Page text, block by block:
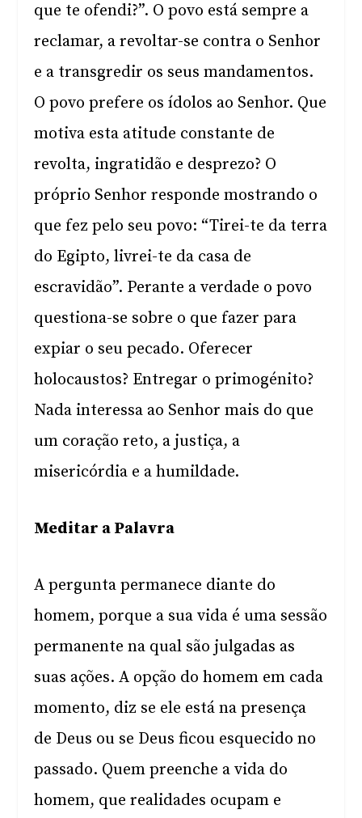
que te ofendi?”. O povo está sempre a
reclamar, a revoltar-se contra o Senhor
e a transgredir os seus mandamentos.
O povo prefere os ídolos ao Senhor. Que
motiva esta atitude constante de
revolta, ingratidão e desprezo? O
próprio Senhor responde mostrando o
que fez pelo seu povo: “Tirei-te da terra
do Egipto, livrei-te da casa de
escravidão”. Perante a verdade o povo
questiona-se sobre o que fazer para
expiar o seu pecado. Oferecer
holocaustos? Entregar o primogénito?
Nada interessa ao Senhor mais do que
um coração reto, a justiça, a
misericórdia e a humildade.
Meditar a Palavra
A pergunta permanece diante do
homem, porque a sua vida é uma sessão
permanente na qual são julgadas as
suas ações. A opção do homem em cada
momento, diz se ele está na presença
de Deus ou se Deus ficou esquecido no
passado. Quem preenche a vida do
homem, que realidades ocupam e